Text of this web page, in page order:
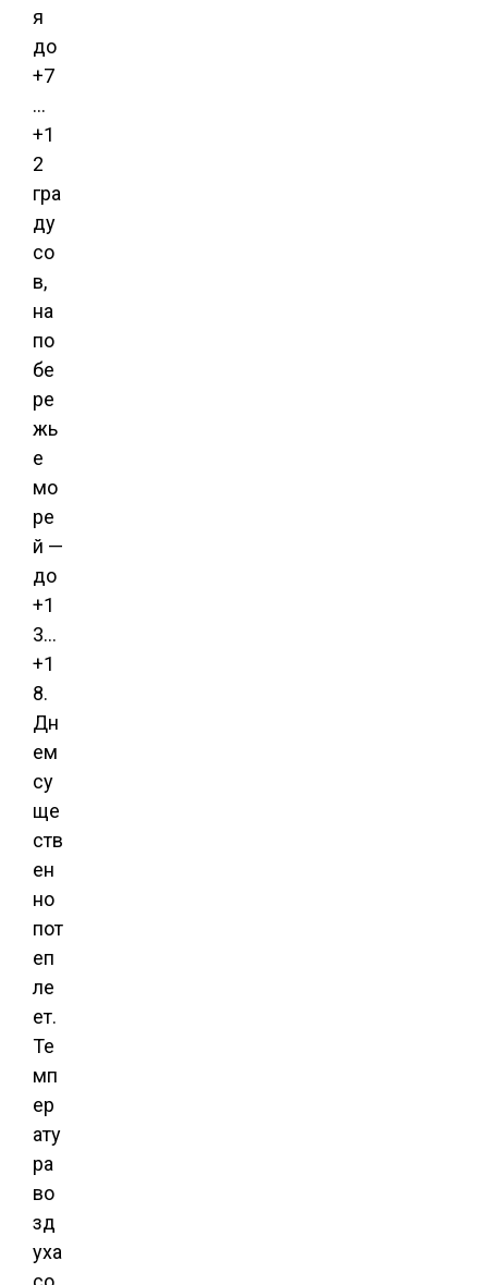
я
до
+7
…
+1
2
гра
ду
со
в,
на
по
бе
ре
жь
е
мо
ре
й —
до
+1
3…
+1
8.
Дн
ем
су
ще
ств
ен
но
пот
еп
ле
ет.
Те
мп
ер
ату
ра
во
зд
уха